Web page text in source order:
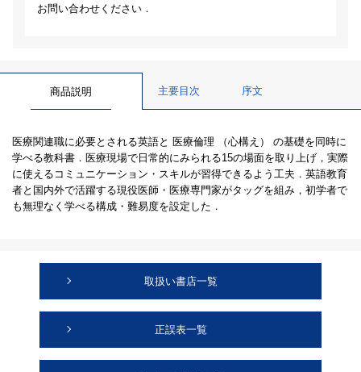
お問い合わせください．
商品説明 主要目次 序文
医療関連職に必要とされる英語と 医療倫理 （心構え） の基礎を同時に
学べる教科書．医療現場で日常的にみられる15の場面を取り上げ，実際
に使えるコミュニケーション・スキルが習得できるよう工夫．英語教育
者と国内外で活躍する現役医師・医療専門家がタッグを組み，初学者で
も無理なく学べる構成・難易度を設定した．
取扱い書店一覧
正誤表一覧